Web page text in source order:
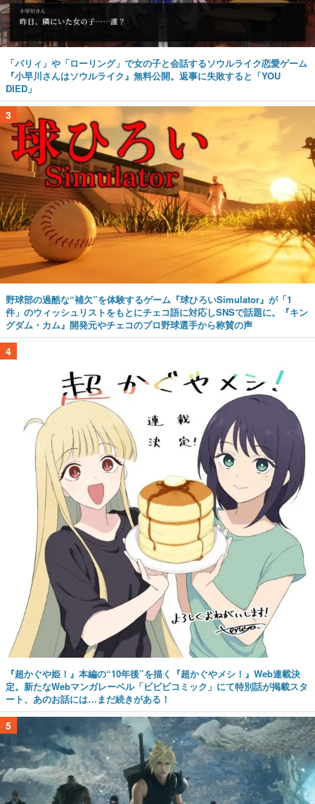
「パリィ」や「ローリング」で女の子と会話するソウルライク恋愛ゲーム
『小早川さんはソウルライク』無料公開。返事に失敗すると「YOU
DIED」
3
野球部の過酷な“補欠”を体験するゲーム『球ひろいSimulator』が「1
件」のウィッシュリストをもとにチェコ語に対応しSNSで話題に。『キン
グダム・カム』開発元やチェコのプロ野球選手から称賛の声
4
『超かぐや姫！』本編の“10年後”を描く『超かぐやメシ！』Web連載決
定。新たなWebマンガレーベル「ビビビコミック」にて特別話が掲載スタ
ート、あのお話には…まだ続きがある！
5